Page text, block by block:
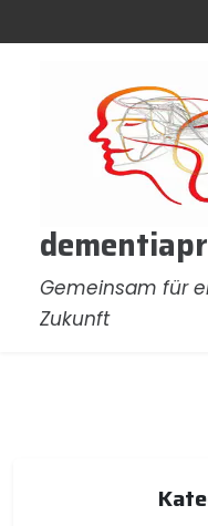
Gemeinsam für
Zukunft